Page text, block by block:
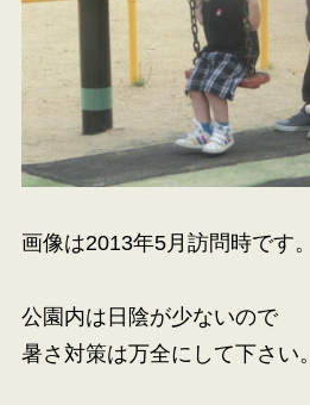
画像は2013年5月訪問時です。
公園内は日陰が少ないので
暑さ対策は万全にして下さい。